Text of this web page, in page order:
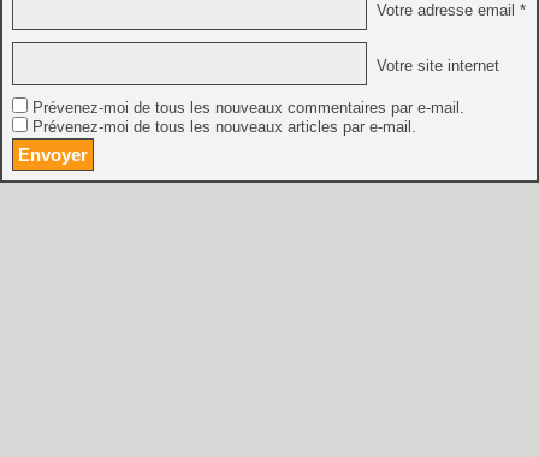
Votre adresse email *
Votre site internet
Prévenez-moi de tous les nouveaux commentaires par e-mail.
Prévenez-moi de tous les nouveaux articles par e-mail.